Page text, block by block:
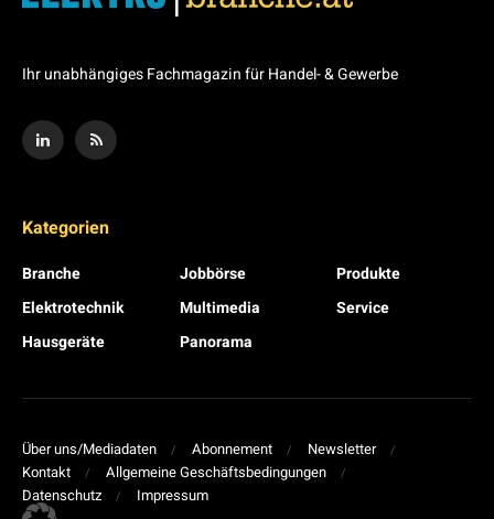
Ihr unabhängiges Fachmagazin für Handel- & Gewerbe
Kategorien
Branche
Elektrotechnik
Hausgeräte
Jobbörse
Multimedia
Panorama
Produkte
Service
Über uns/Mediadaten Abonnement
Newsletter
Kontakt
Allgemeine Geschäftsbedingungen
Datenschutz
Impressum